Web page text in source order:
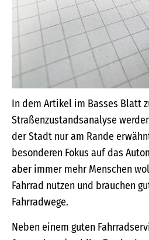
In dem Artikel im Basses Blatt
Straßenzustandsanalyse
der Stadt nur am Rande
besonderen Fokus auf das
aber immer mehr Menschen
Fahrrad nutzen und brauchen
Fahrradwege.
Neben einem guten